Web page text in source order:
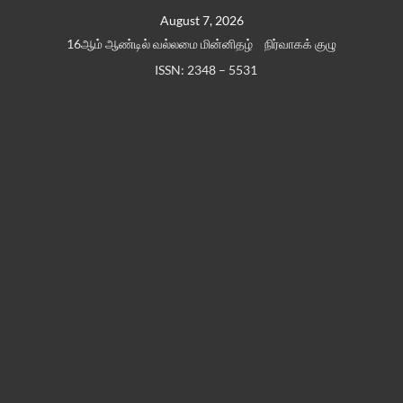
August 7, 2026
16ஆம் ஆண்டில் வல்லமை மின்னிதழ்
நிர்வாகக் குழு
ISSN: 2348 – 5531